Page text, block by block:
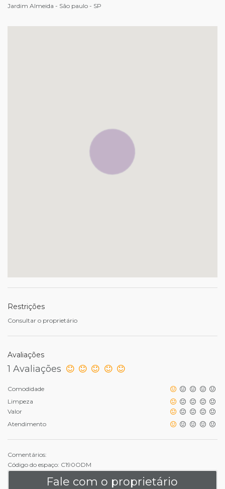
Jardim Almeida - São paulo - SP
Restrições
Consultar o proprietário
Avaliações
1 Avaliações
Comodidade
Limpeza
Valor
Atendimento
Comentários:
Código do espaço: C190ODM
Fale com o proprietário